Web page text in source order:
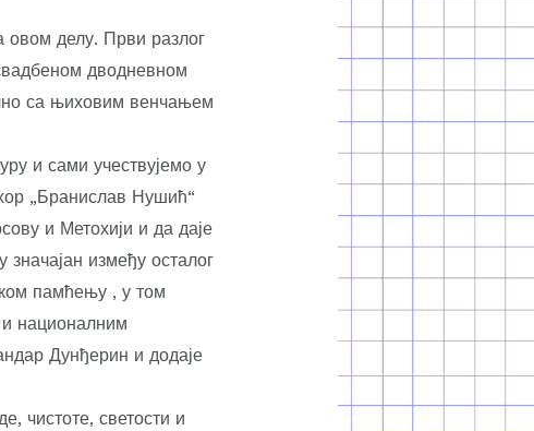
овом делу. Први разлог
дводневном
са њиховим венчањем
и сами учествујемо у
„Бранислав Нушић“
и Метохији и да даје
значајан између осталог
памћењу , у том
националним
Дунђерин и додаје
чистоте, светости и